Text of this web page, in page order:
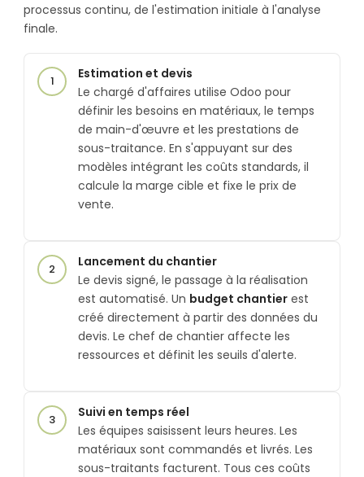
processus continu, de l'estimation initiale à l'analyse
finale.
1
Estimation et devis
Le chargé d'affaires utilise Odoo pour
définir les besoins en matériaux, le temps
de main-d'œuvre et les prestations de
sous-traitance. En s'appuyant sur des
modèles intégrant les coûts standards, il
calcule la marge cible et fixe le prix de
vente.
2
Lancement du chantier
Le devis signé, le passage à la réalisation
est automatisé. Un budget chantier est
créé directement à partir des données du
devis. Le chef de chantier affecte les
ressources et définit les seuils d'alerte.
3
Suivi en temps réel
Les équipes saisissent leurs heures. Les
matériaux sont commandés et livrés. Les
sous-traitants facturent. Tous ces coûts